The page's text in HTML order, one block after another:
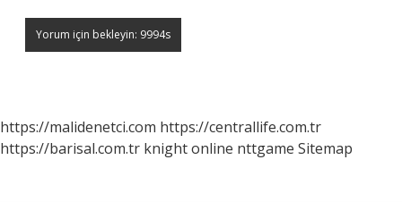
https://malidenetci.com https://centrallife.com.tr
https://barisal.com.tr knight online nttgame Sitemap